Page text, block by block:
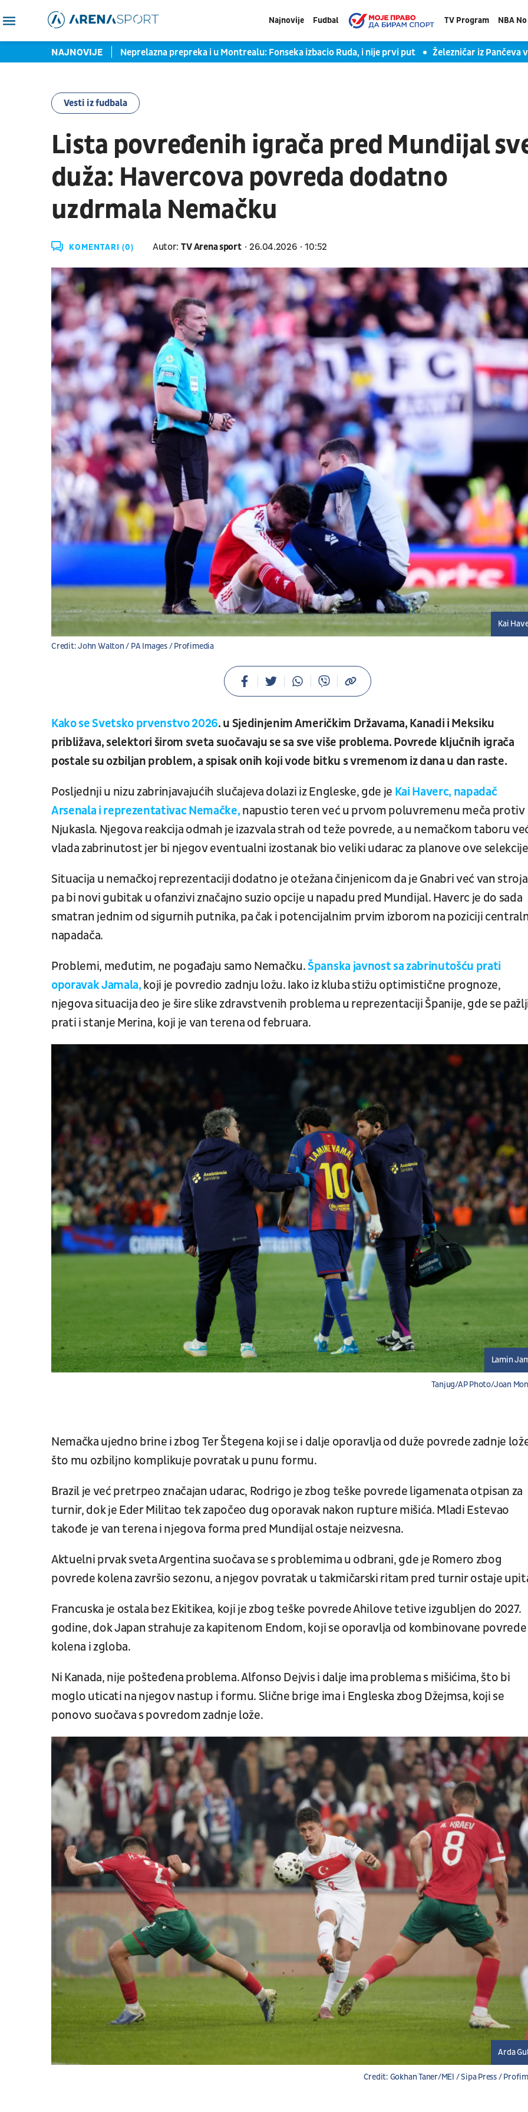
Najnovije Fudbal TV Program NBA
NAJNOVIJE
i rekla "hajde da..." Neprelazna prepreka i u Montrealu: Fonseka izbacio Ruda, i nije prvi put Železničar iz Pančeva
Vesti iz fudbala
Lista povređenih igrača pred Mundijal
duža: Havercova povreda dodatno
uzdrmala Nemačku
KOMENTARI (0) Autor: TV Arena sport 26.04.2026 10:52
Credit: John Walton / PA Images / Profimedia
Kai
Kako se Svetsko prvenstvo 2026. u Sjedinjenim Američkim Državama, Kanadi i Meksiku
približava, selektori širom sveta suočavaju se sa sve više problema. Povrede ključnih igrača
postale su ozbiljan problem, a spisak onih koji vode bitku s vremenom iz dana u dan raste.
Posljednji u nizu zabrinjavajućih slučajeva dolazi iz Engleske, gde je Kai Haverc, napadač
Arsenala i reprezentativac Nemačke, napustio teren već u prvom poluvremenu meča protiv
Njukasla. Njegova reakcija odmah je izazvala strah od teže povrede, a u nemačkom taboru
vlada zabrinutost jer bi njegov eventualni izostanak bio veliki udarac za planove ove
Situacija u nemačkoj reprezentaciji dodatno je otežana činjenicom da je Gnabri već van
pa bi novi gubitak u ofanzivi značajno suzio opcije u napadu pred Mundijal. Haverc je do sada
smatran jednim od sigurnih putnika, pa čak i potencijalnim prvim izborom na poziciji
napadača.
Problemi, međutim, ne pogađaju samo Nemačku.Španska javnost sa zabrinutošću prati
oporavak Jamala, koji je povredio zadnju ložu. Iako iz kluba stižu optimistične prognoze,
njegova situacija deo je šire slike zdravstvenih problema u reprezentaciji Španije, gde se
prati i stanje Merina, koji je van terena od februara.
Tanjug/AP Photo/Joan
Lamin
Nemačka ujedno brine i zbog Ter Štegena koji se i dalje oporavlja od duže povrede zadnje
što mu ozbiljno komplikuje povratak u punu formu.
Brazil je već pretrpeo značajan udarac, Rodrigo je zbog teške povrede ligamenata otpisan za
turnir, dok je Eder Militao tek započeo dug oporavak nakon rupture mišića. Mladi Estevao
takođe je van terena i njegova forma pred Mundijal ostaje neizvesna.
Aktuelni prvak sveta Argentina suočava se s problemima u odbrani, gde je Romero zbog
povrede kolena završio sezonu, a njegov povratak u takmičarski ritam pred turnir ostaje
Francuska je ostala bez Ekitikea, koji je zbog teške povrede Ahilove tetive izgubljen do 2027.
godine, dok Japan strahuje za kapitenom Endom, koji se oporavlja od kombinovane povrede
kolena i zgloba.
Ni Kanada, nije pošteđena problema. Alfonso Dejvis i dalje ima problema s mišićima, što bi
moglo uticati na njegov nastup i formu. Slične brige ima i Engleska zbog Džejmsa, koji se
ponovo suočava s povredom zadnje lože.
Credit: Gokhan Taner/MEI / Sipa Press /
Arda